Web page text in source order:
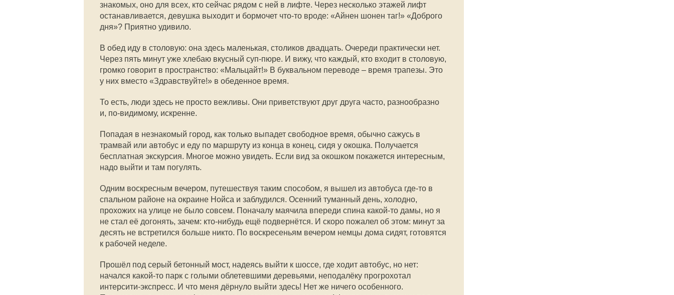
знакомых, оно для всех, кто сейчас рядом с ней в лифте. Через несколько этажей лифт
останавливается, девушка выходит и бормочет что-то вроде: «Айнен шонен таг!» «Доброго
дня»? Приятно удивило.
В обед иду в столовую: она здесь маленькая, столиков двадцать. Очереди практически нет.
Через пять минут уже хлебаю вкусный суп-пюре. И вижу, что каждый, кто входит в столовую,
громко говорит в пространство: «Мальцайт!» В буквальном переводе – время трапезы. Это
у них вместо «Здравствуйте!» в обеденное время.
То есть, люди здесь не просто вежливы. Они приветствуют друг друга часто, разнообразно
и, по-видимому, искренне.
Попадая в незнакомый город, как только выпадет свободное время, обычно сажусь в
трамвай или автобус и еду по маршруту из конца в конец, сидя у окошка. Получается
бесплатная экскурсия. Многое можно увидеть. Если вид за окошком покажется интересным,
надо выйти и там погулять.
Одним воскресным вечером, путешествуя таким способом, я вышел из автобуса где-то в
спальном районе на окраине Нойса и заблудился. Осенний туманный день, холодно,
прохожих на улице не было совсем. Поначалу маячила впереди спина какой-то дамы, но я
не стал её догонять, зачем: кто-нибудь ещё подвернётся. И скоро пожалел об этом: минут за
десять не встретился больше никто. По воскресеньям вечером немцы дома сидят, готовятся
к рабочей неделе.
Прошёл под серый бетонный мост, надеясь выйти к шоссе, где ходит автобус, но нет:
начался какой-то парк с голыми облетевшими деревьями, неподалёку прогрохотал
интерсити-экспресс. И что меня дёрнуло выйти здесь! Нет же ничего особенного.